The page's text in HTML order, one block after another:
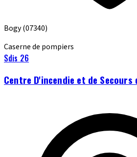
Bogy(07340)
Caserne de pompiers
Sdis 26
Centre D'incendie et de Secours